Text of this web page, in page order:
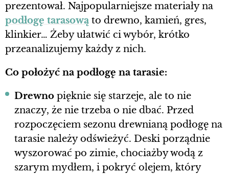
prezentował. Najpopularniejsze materiały na
podłogę tarasową to drewno, kamień, gres,
klinkier… Żeby ułatwić ci wybór, krótko
przeanalizujemy każdy z nich.
Co położyć na podłogę na tarasie:
Drewno pięknie się starzeje, ale to nie
znaczy, że nie trzeba o nie dbać. Przed
rozpoczęciem sezonu drewnianą podłogę na
tarasie należy odświeżyć. Deski porządnie
wyszorować po zimie, chociażby wodą z
szarym mydłem, i pokryć olejem, który